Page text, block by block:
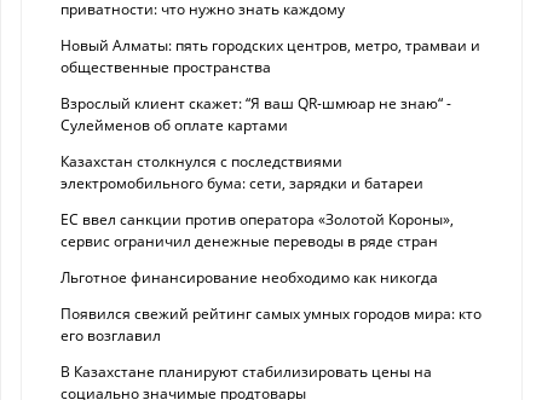
приватности: что нужно знать каждому
Новый Алматы: пять городских центров, метро, трамваи и
общественные пространства
Взрослый клиент скажет: “Я ваш QR-шмюар не знаю“ -
Сулейменов об оплате картами
Казахстан столкнулся с последствиями
электромобильного бума: сети, зарядки и батареи
ЕС ввел санкции против оператора «Золотой Короны»,
сервис ограничил денежные переводы в ряде стран
Льготное финансирование необходимо как никогда
Появился свежий рейтинг самых умных городов мира: кто
его возглавил
В Казахстане планируют стабилизировать цены на
социально значимые продтовары